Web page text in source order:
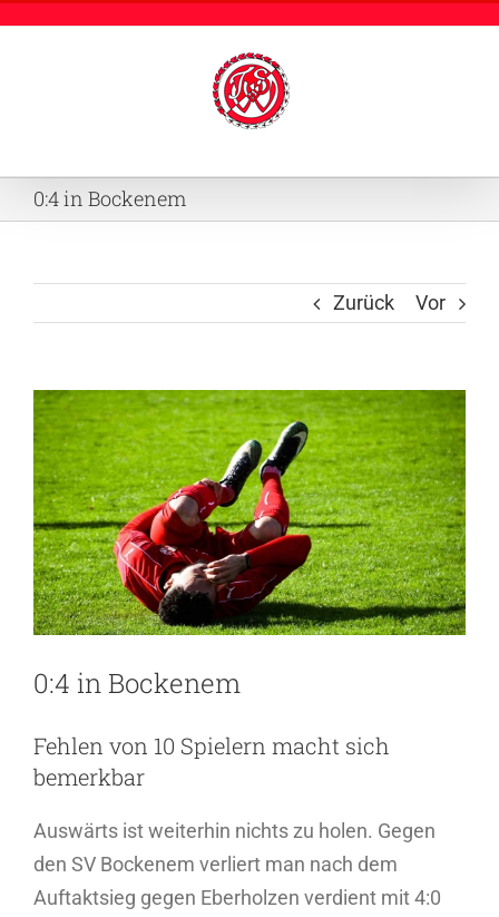
0:4 in Bockenem
Zurück Vor
Zeige
grösseres
Bild
0:4 in Bockenem
Fehlen von 10 Spielern macht sich
bemerkbar
Auswärts ist weiterhin nichts zu holen. Gegen
den SV Bockenem verliert man nach dem
Auftaktsieg gegen Eberholzen verdient mit 4:0